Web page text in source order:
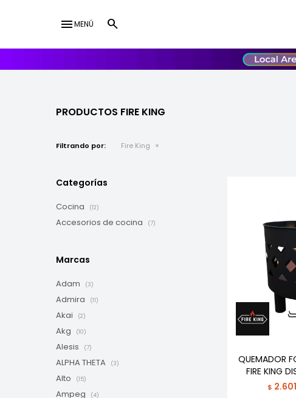
menuMENÚ
PRODUCTOS FIRE KING
Filtrando por: Fire King
QUEMADOR
FIRE KING
$
Categorías
Cocina (12)
Accesorios de cocina (7)
Marcas
Adam (3)
Admira (11)
Akai (2)
Akg (10)
Alesis (7)
ALPHA THETA (3)
Alto (15)
Ampeg (4)